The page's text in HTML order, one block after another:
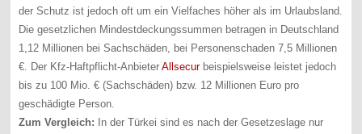
der Schutz ist jedoch oft um ein Vielfaches höher als im Urlaubsland.
Die gesetzlichen Mindestdeckungssummen betragen in Deutschland
1,12 Millionen bei Sachschäden, bei Personenschaden 7,5 Millionen
€. Der Kfz-Haftpflicht-AnbieterAllsecurbeispielsweise leistet jedoch
bis zu 100 Mio. € (Sachschäden) bzw. 12 Millionen Euro pro
geschädigte Person.
Zum Vergleich: In der Türkei sind es nach der Gesetzeslage nur